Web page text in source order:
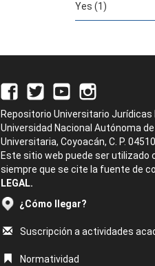
Yes (1)
Repositorio Universitario Jurídicas
Universidad Nacional Autónoma
Universitaria, Coyoacán, C. P.
Este sitio web puede ser utilizado
siempre que se cite la fuente de
LEGAL.
¿Cómo llegar?
Suscripción a actividades
Normatividad